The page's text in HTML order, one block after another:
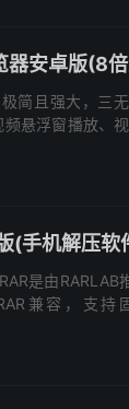
安卓版(8
简且强大，三
悬浮窗播放、
手机解压软
是由RARLAB
兼容，支